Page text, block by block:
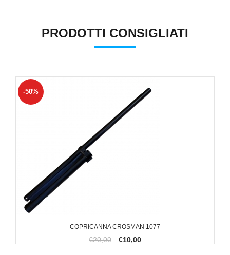
PRODOTTI CONSIGLIATI
COPRICANNA CROSMAN 1077
-50%
€20,00 €10,00